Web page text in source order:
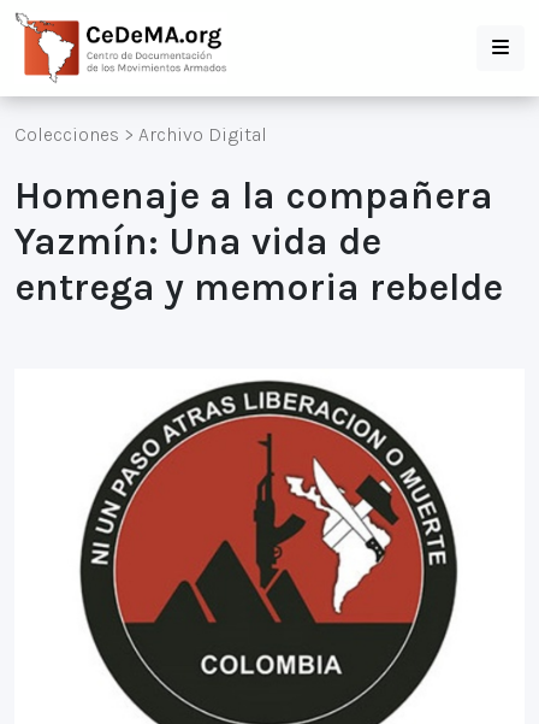
Colecciones > Archivo Digital
Homenaje a la compañera
Yazmín: Una vida de
entrega y memoria rebelde